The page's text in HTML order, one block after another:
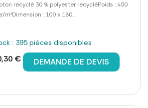
recyclé 30 % polyester recycléPoids : 450
m²Dimension : 100 x 180...
: 395 pièces disponibles
€ DEMANDE DE DEVIS